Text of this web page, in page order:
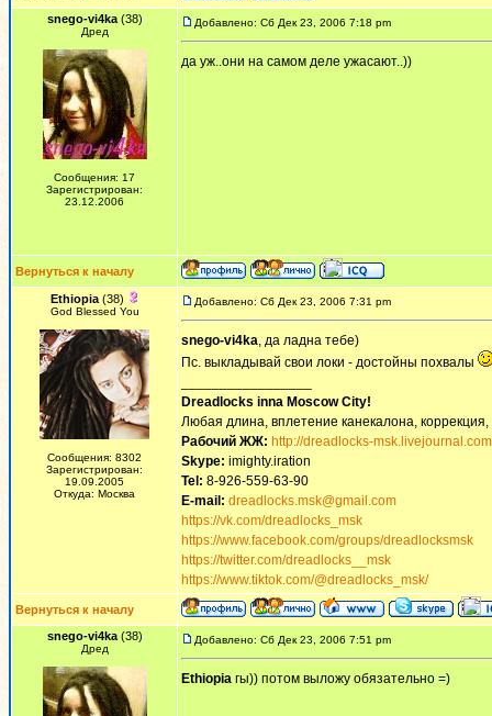
snego-vi4ka(38)
Дред
Сообщения: 17
Зарегистрирован:
23.12.2006
Добавлено: Сб Дек 23, 2006 7:18 pm
да уж..они на самом деле ужасают..))
Вернуться к началу
Ethiopia(38)
God Blessed You
Сообщения: 8302
Зарегистрирован:
19.09.2005
Откуда: Москва
Добавлено: Сб Дек 23, 2006 7:31 pm
snego-vi4ka, да ладна тебе)
Пс. выкладывай свои локи - достойны похвалы
Dreadlocks inna Moscow Сity!
Любая длина, вплетение канекалона,
Рабочий ЖЖ: http://dreadlocks-
Skype: imighty.iration
Tel: 8-926-559-63-90
E-mail: dreadlocks.msk@gmail.com
https://vk.com/dreadlocks_msk
https://www.facebook.com/groups/dreadlocksmsk
https://twitter.com/dreadlocks__msk
https://www.tiktok.com/@dreadlocks_msk/
Вернуться к началу
snego-vi4ka(38)
Дред
Добавлено: Сб Дек 23, 2006 7:51 pm
Ethiopia гы)) потом выложу обязательно =)